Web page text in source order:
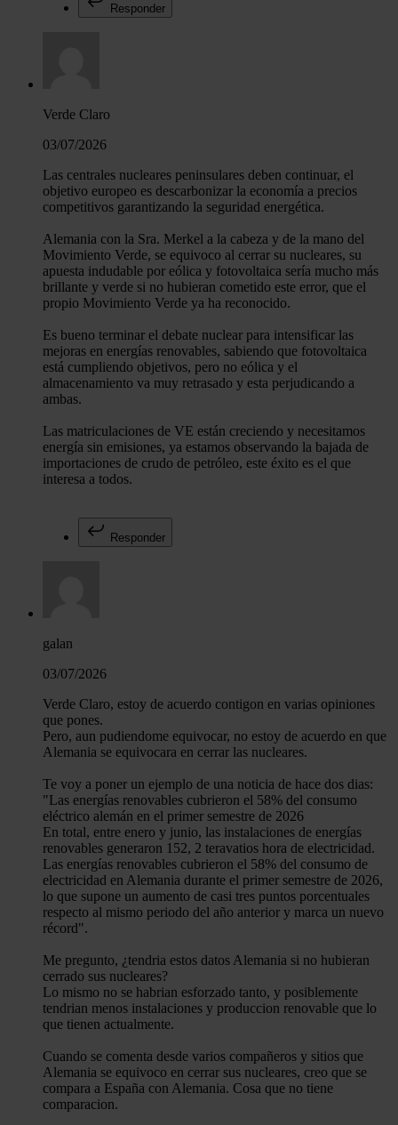
Responder
Verde Claro
03/07/2026
Las centrales nucleares peninsulares deben continuar, el
objetivo europeo es descarbonizar la economía a precios
competitivos garantizando la seguridad energética.
Alemania con la Sra. Merkel a la cabeza y de la mano del
Movimiento Verde, se equivoco al cerrar su nucleares, su
apuesta indudable por eólica y fotovoltaica sería mucho más
brillante y verde si no hubieran cometido este error, que el
propio Movimiento Verde ya ha reconocido.
Es bueno terminar el debate nuclear para intensificar las
mejoras en energías renovables, sabiendo que fotovoltaica
está cumpliendo objetivos, pero no eólica y el
almacenamiento va muy retrasado y esta perjudicando a
ambas.
Las matriculaciones de VE están creciendo y necesitamos
energía sin emisiones, ya estamos observando la bajada de
importaciones de crudo de petróleo, este éxito es el que
interesa a todos.
Responder
galan
03/07/2026
Verde Claro, estoy de acuerdo contigon en varias opiniones
que pones.
Pero, aun pudiendome equivocar, no estoy de acuerdo en que
Alemania se equivocara en cerrar las nucleares.
Te voy a poner un ejemplo de una noticia de hace dos dias:
"Las energías renovables cubrieron el 58% del consumo
eléctrico alemán en el primer semestre de 2026
En total, entre enero y junio, las instalaciones de energías
renovables generaron 152, 2 teravatios hora de electricidad.
Las energías renovables cubrieron el 58% del consumo de
electricidad en Alemania durante el primer semestre de 2026,
lo que supone un aumento de casi tres puntos porcentuales
respecto al mismo periodo del año anterior y marca un nuevo
récord".
Me pregunto, ¿tendria estos datos Alemania si no hubieran
cerrado sus nucleares?
Lo mismo no se habrian esforzado tanto, y posiblemente
tendrian menos instalaciones y produccion renovable que lo
que tienen actualmente.
Cuando se comenta desde varios compañeros y sitios que
Alemania se equivoco en cerrar sus nucleares, creo que se
compara a España con Alemania. Cosa que no tiene
comparacion.